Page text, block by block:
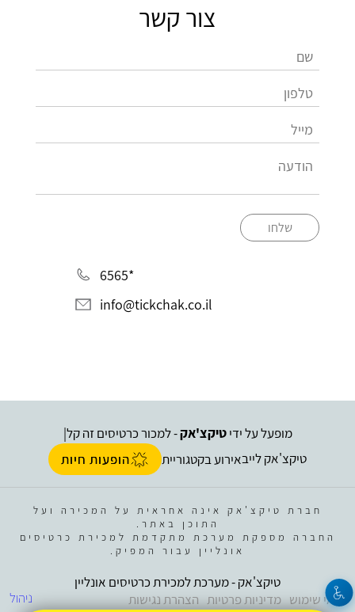
צור קשר
שלחו
*6565
info@tickchak.co.il
מופעל על ידיטיקצ'אק- למכור כרטיסים זה קל
טיקצ'אק לייבאירוע בקטגוריית הופעות חיות
חברת טיקצ'אק אינה אחראית על המכירה ועל
התוכן באתר.
החברה מספקת מערכת מתקדמת למכירת כרטיסים
אונליין עבור המפיק.
ניהול
טיקצ'אק - מערכת למכירת כרטיסים אונליין
תנאי שימוש מדיניות פרטיות הצהרת נגישות